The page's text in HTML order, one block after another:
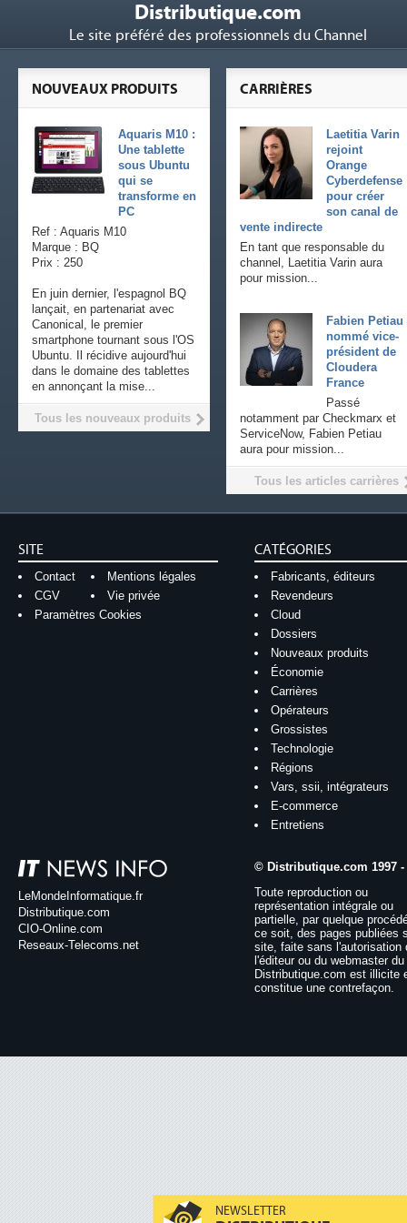
NEWSLETTER
Distributique.com
Le site préféré des professionnels du Channel
CARRIÈRES
Laetitia Varin
rejoint
Orange
Cyberdefense
pour créer
son canal de
vente indirecte
En tant que responsable du
channel, Laetitia Varin aura
pour mission...
Fabien Petiau
nommé vice-
président de
Cloudera
France
Passé
notamment par Checkmarx et
ServiceNow, Fabien Petiau
aura pour mission...
Tous les articles carrières
NOUVEAUX PRODUITS
Aquaris M10 :
Une tablette
sous Ubuntu
qui se
transforme en
PC
Ref : Aquaris M10
Marque : BQ
Prix : 250
En juin dernier, l'espagnol BQ
lançait, en partenariat avec
Canonical, le premier
smartphone tournant sous l'OS
Ubuntu. Il récidive aujourd'hui
dans le domaine des tablettes
en annonçant la mise...
Tous les nouveaux produits
SITE
Contact
Mentions légales
CGV
Vie privée
Paramètres Cookies
CATÉGORIES
Fabricants, éditeurs
Revendeurs
Cloud
Dossiers
Nouveaux produits
Économie
Carrières
Opérateurs
Grossistes
Technologie
Régions
Vars, ssii, intégrateurs
E-commerce
Entretiens
LeMondeInformatique.fr
Distributique.com
CIO-Online.com
Reseaux-Telecoms.net
© Distributique.com 1997 -
Toute reproduction ou
représentation intégrale ou
partielle, par quelque
ce soit, des pages publiées
site, faite sans l'autorisation
l'éditeur ou du webmaster
Distributique.com est illicite
constitue une contrefaçon.